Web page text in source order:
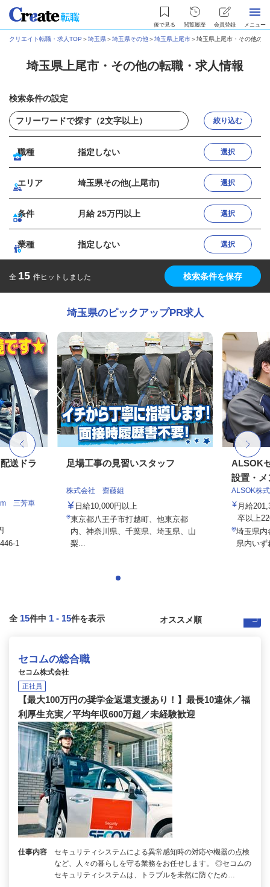
後で見る 閲覧履歴 会員登録 メニュー
クリエイト転職・求人TOP ＞埼玉県＞埼玉県その他＞埼玉県上尾市＞埼玉県上尾市・その他の
埼玉県上尾市・その他の転職・求人情報
検索条件の設定
絞り込む
職種 指定しない 選択
エリア 埼玉県その他(上尾市) 選択
条件 月給 25万円以上 選択
業種 指定しない 選択
全 15 件ヒットしました 検索条件を保存
埼玉県のピックアップPR求人
送ドラ
三芳車
1
足場工事の見習いスタッフ
株式会社 齋藤組
日給10,000円以上
東京都八王子市打越町、他東京都
内、神奈川県、千葉県、埼玉県、山
梨...
ALSOK
設置・メ
ALSOK株
月給
卒以上
埼玉県
県内いず
全 15件中 1 - 15件を表示
セコムの総合職
セコム株式会社
正社員
【最大100万円の奨学金返還支援あり！】最長10連休／福
利厚生充実／平均年収600万超／未経験歓迎
仕事内容
セキュリティシステムによる異常感知時の対応や機器の点検
など、人々の暮らしを守る業務をお任せします。 ◎セコムの
セキュリティシステムは、トラブルを未然に防ぐため…